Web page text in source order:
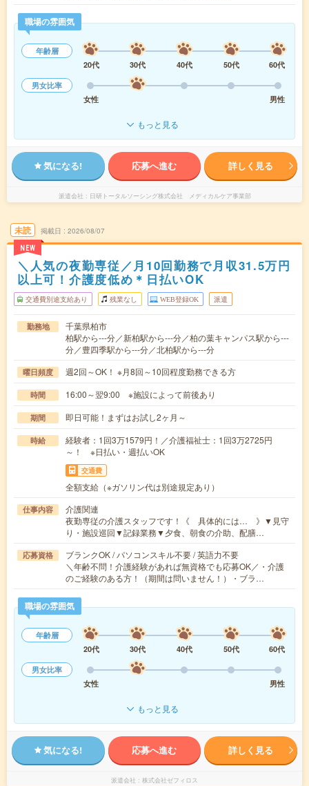
職場の雰囲気
年齢層
20代
30代 40代 50代
60代
男女比率
女性
男性
もっと見る
気になる! 応募へ進む 詳しく見る
派遣会社 日研トータルソーシング株式会社 メディカルケア事業部
未読
NEW
掲載日 2026/08/07
＼人気の夜勤専従／月10回勤務で月収31.5万円
以上可！介護度低め＊日払いOK
交通費別途支給あり 残業なし WEB登録OK 派遣
勤務地
千葉県柏市
柏駅から---分／新柏駅から---分／柏の葉キャンパス駅から---
分／豊四季駅から---分／北柏駅から---分
曜日頻度 週2回～OK！ ※月8回～10回程度勤務できる方
時間 16:00～翌9:00 ※施設によって前後あり
期間 即日可能！まずはお試し2ヶ月～
時給
経験者：1回3万1579円！／介護福祉士：1回3万2725円
～！ ※日払い・週払いOK
交通費
全額支給（※ガソリン代は別途規定あり）
仕事内容
介護関連
夜勤専従の介護スタッフです！《 具体的には… 》▼見守
り・施設巡回▼記録業務▼夕食、朝食の介助、配膳…
応募資格
ブランクOK / パソコンスキル不要 / 英語力不要
＼年齢不問！介護経験があれば無資格でも応募OK／・介護
のご経験のある方！（期間は問いません！）・ブラ…
職場の雰囲気
年齢層
20代
30代 40代 50代
60代
男女比率
女性
男性
もっと見る
気になる! 応募へ進む 詳しく見る
派遣会社 株式会社ゼフィロス